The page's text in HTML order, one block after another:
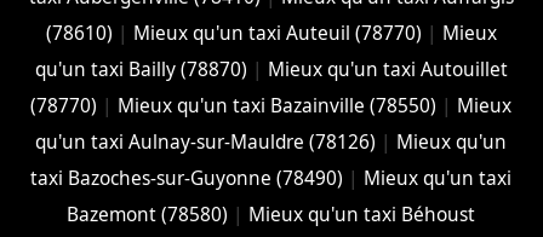
(78610) | Mieux qu'un taxi Auteuil (78770) | Mieux
qu'un taxi Bailly (78870) | Mieux qu'un taxi Autouillet
(78770) | Mieux qu'un taxi Bazainville (78550) | Mieux
qu'un taxi Aulnay-sur-Mauldre (78126) | Mieux qu'un
taxi Bazoches-sur-Guyonne (78490) | Mieux qu'un taxi
Bazemont (78580) | Mieux qu'un taxi Béhoust